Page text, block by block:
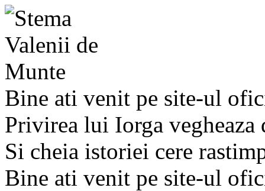
Bine ati venit pe site-ul
Privirea lui Iorga
Si cheia istoriei cere
Bine ati venit pe site-ul